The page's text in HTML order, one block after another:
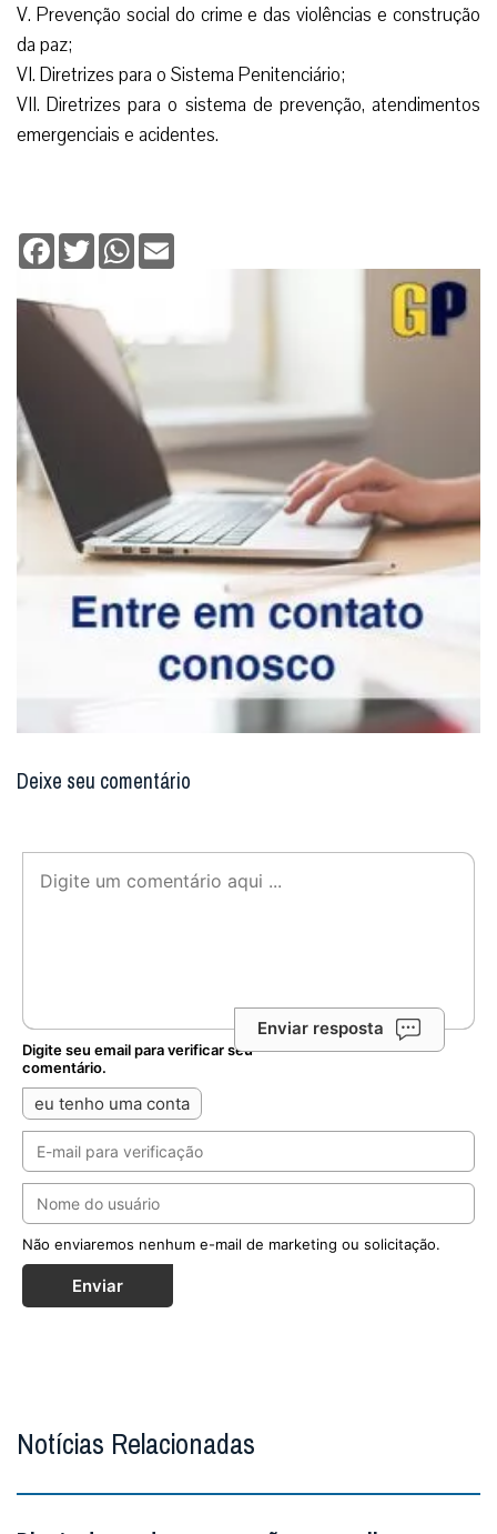
V. Prevenção social do crime e das violências e construção
da paz;
VI. Diretrizes para o Sistema Penitenciário;
VII. Diretrizes para o sistema de prevenção, atendimentos
emergenciais e acidentes.
Facebook
TwitterWhatsApp
Deixe seu comentário
Enviar resposta
Digite seu email para verificar seu
comentário.
eu tenho uma conta
Não enviaremos nenhum e-mail de marketing ou solicitação.
Enviar
Notícias Relacionadas